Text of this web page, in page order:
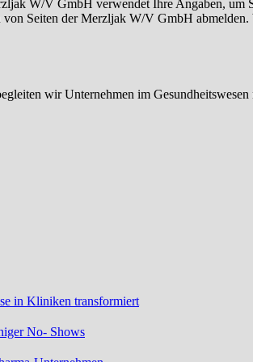
W/V GmbH verwendet Ihre Angaben,
Seiten der Merzljak W/V GmbH
wir Unternehmen im
in Kliniken transformiert
No- Shows